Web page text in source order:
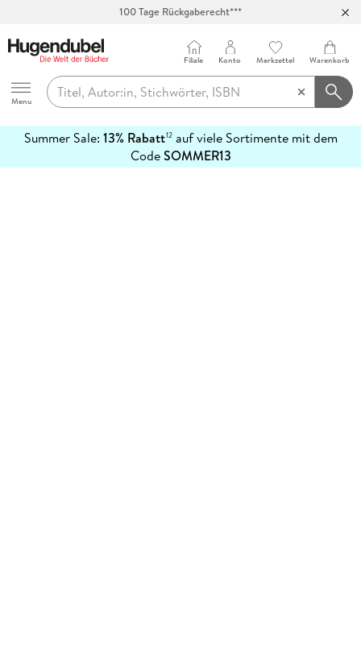
100 Tage Rückgaberecht***
Hugendubel
Menu
Filiale Konto Merkzettel Warenkorb
Summer Sale: 13% Rabatt12auf viele Sortimente mit dem
CodeSOMMER13
erfahren